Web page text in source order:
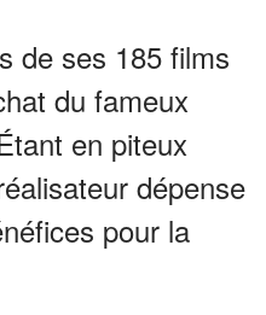
de ses 185 films
du fameux
en piteux
dépense
pour la